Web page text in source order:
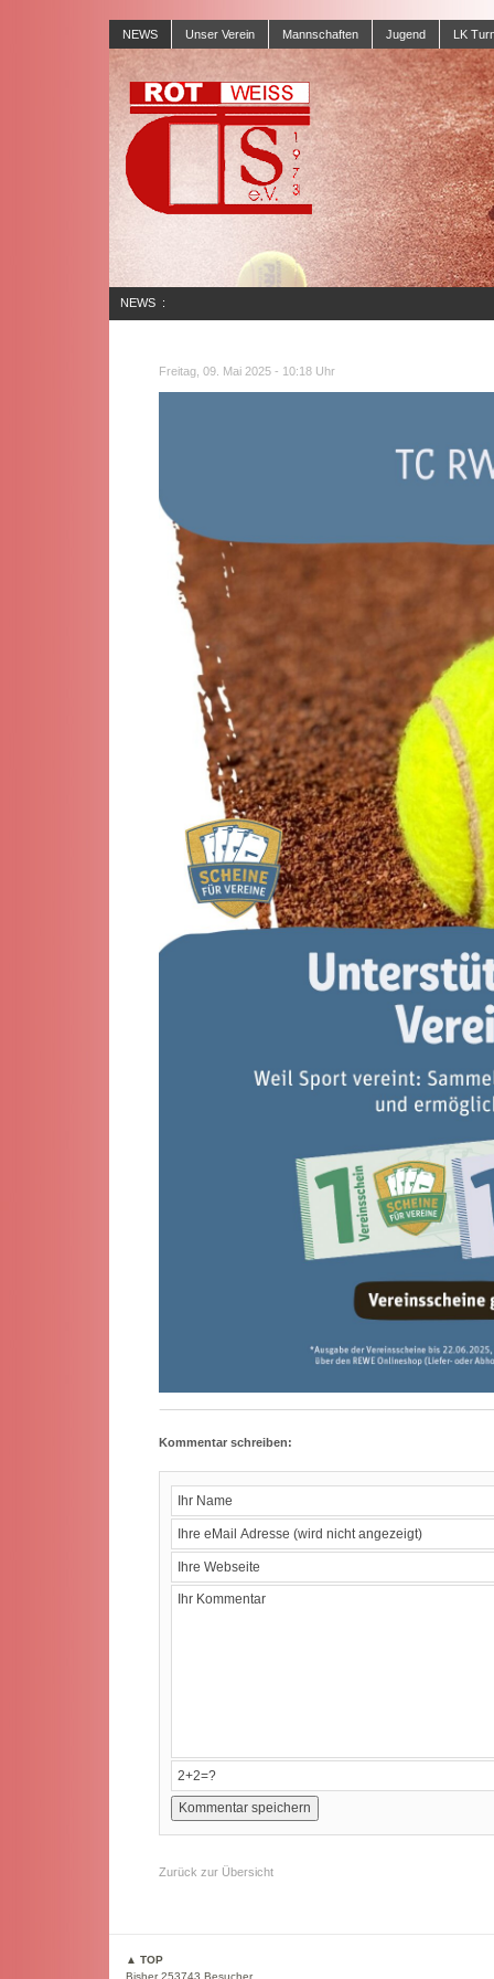
NEWS Unser Verein Mannschaften Jugend LK
NEWS :
Freitag, 09. Mai 2025 - 10:18 Uhr
Kommentar schreiben:
Zurück zur Übersicht
▲ TOP
Bisher 253743 Besucher